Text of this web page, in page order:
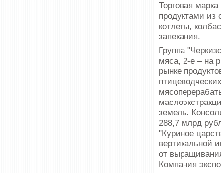
Торговая
продуктами
котлеты,
запекания.
Группа
мяса, 2-е – на
рынке
земель.
288,7 млрд
"Куриное
вертикальной
от
Компания